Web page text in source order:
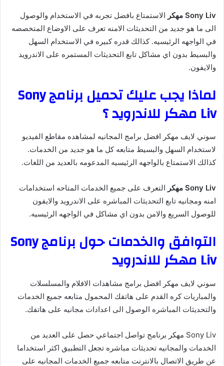
Sony Liv مهكر
الاستمتاع بافضل تجربه في الاستخدام والوصول
الى ما هو جديد من التحديثات الامنه تعرف على الاوضاع المتخصصه
في الواجهه الرئيسيه. كذالك قدره كبيره في الاستخدام السهل
والبسيط بدون اي مشاكل تابع التحديثات المستمره على الاندرويد
والايفون.
لماذا يجب عليك تحميل برنامج Sony
Liv مهكر للاندرويد ؟
سوني لايف مهكر افضل برامج المجانيه لمشاهده مقاطع الفيديو
لاستخدام السهل والبسيط متابعه كل ما هو جديد من الخدمات.
كذالك الاستمتاع بالواجهه الرئيسيه المدعومه بالعديد من اللغات.
Sony Liv مهكر
التعرف على جميع الخدمات المتاحه استخدامات
امنه ومجانيه تابع التحديثات المباشره على الاندرويد والايفون
للوصول السريع والامن بدون اي مشاكل في الواجهه الرئيسيه.
التوافق والخدمات حول برنامج Sony
Liv مهكر للاندرويد
سوني لايف مهكر افضل برامج مشاهدات الافلام والمسلسلات
والمباريات كره القدم على هاتفك المحمول متابعه جميع الخدمات
والتحديثات المباشره الوصول الى اعدادات مجانيه على هاتفك.
Sony Liv مهكر برنامج تواصل اجتماعي حصل على العديد من
الخدمات والمجانيه تحديثات مباشره تجعل التطبيق اكثر استخداما
عن طريق الاتصال بالانترنت متابعه جميع الخدمات المجانيه على